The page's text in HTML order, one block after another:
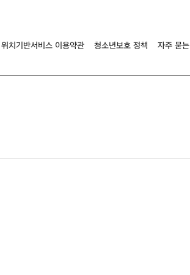
위치기반서비스 이용약관 청소년보호 정책
자주 묻